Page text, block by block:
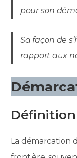
pour son
Sa façon de
rapport aux
Définition
La démarcation